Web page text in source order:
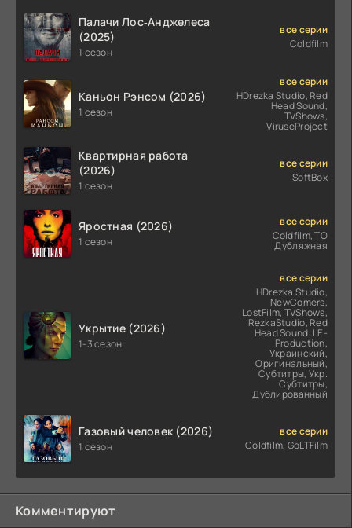
Палачи Лос‑Анджелеса
(2025)
1 сезон
все серии
Coldfilm
Каньон Рэнсом (2026)
1 сезон
все серии
HDrezka Studio, Red
Head Sound,
TVShows,
ViruseProject
Квартирная работа
(2026)
1 сезон
все серии
SoftBox
Яростная (2026)
1 сезон
все серии
Coldfilm, ТО
Дубляжная
Укрытие (2026)
1-3 сезон
все серии
HDrezka Studio,
NewComers,
LostFilm, TVShows,
RezkaStudio, Red
Head Sound, LE-
Production,
Украинский,
Оригинальный,
Субтитры, Укр.
Субтитры,
Дублированный
Газовый человек (2026)
1 сезон
все серии
Coldfilm, GoLTFilm
Комментируют